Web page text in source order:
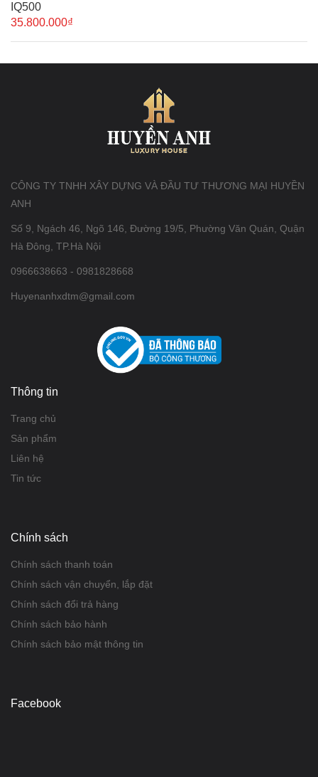
IQ500
35.800.000₫
CÔNG TY TNHH XÂY DỰNG VÀ ĐẦU TƯ THƯƠNG MẠI HUYỀN
ANH
Số 9, Ngách 46, Ngõ 146, Đường 19/5, Phường Văn Quán, Quận
Hà Đông, TP.Hà Nội
0966638663 - 0981828668
Huyenanhxdtm@gmail.com
Thông tin
Trang chủ
Sản phẩm
Liên hệ
Tin tức
Chính sách
Chính sách thanh toán
Chính sách vận chuyển, lắp đặt
Chính sách đổi trả hàng
Chính sách bảo hành
Chính sách bảo mật thông tin
Facebook